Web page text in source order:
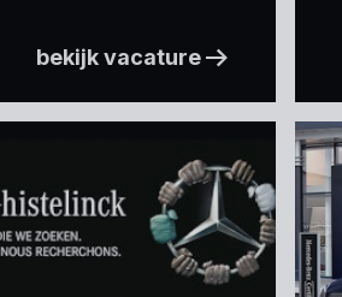
bekijk vacature